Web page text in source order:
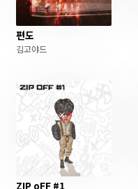
편도
김고야드
ZIP oFF #1